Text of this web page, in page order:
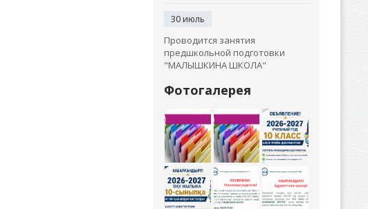
30 июль
Проводится занятия
предшкольной подготовки
"МАЛЫШКИНА ШКОЛА"
Фотогалерея